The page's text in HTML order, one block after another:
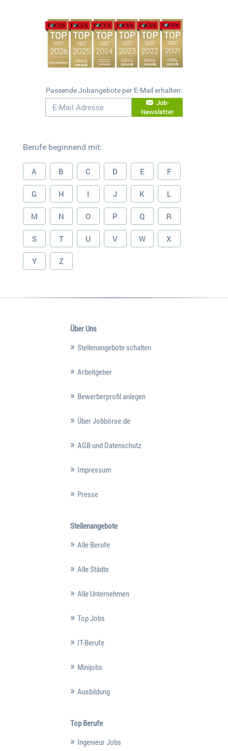
Passende Jobangebote per E-Mail erhalten:
Job-
Newsletter
Berufe beginnend mit:
A B C D E F
G H I J K L
M N O P Q R
S T U V W X
Y Z
Über Uns
Stellenangebote schalten
Arbeitgeber
Bewerberprofil anlegen
Über Jobbörse.de
AGB und Datenschutz
Impressum
Presse
Stellenangebote
Alle Berufe
Alle Städte
Alle Unternehmen
Top Jobs
IT-Berufe
Minijobs
Ausbildung
Top Berufe
Ingenieur Jobs